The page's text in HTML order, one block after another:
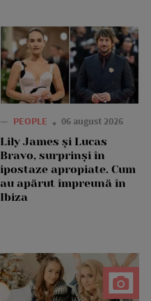
— PEOPLE 06 august 2026
Lily James și Lucas
Bravo, surprinși în
ipostaze apropiate. Cum
au apărut împreună în
Ibiza